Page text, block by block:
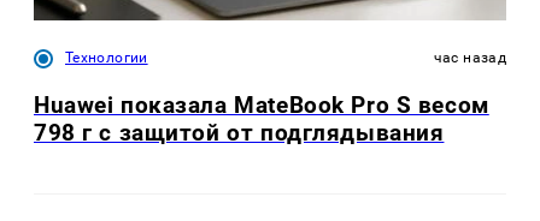
Технологии час назад
Huawei показала MateBook Pro S весом
798 г с защитой от подглядывания